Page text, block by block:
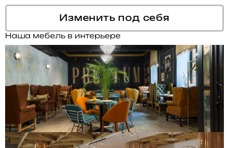
Изменить под себя
Наша мебель в интерьере